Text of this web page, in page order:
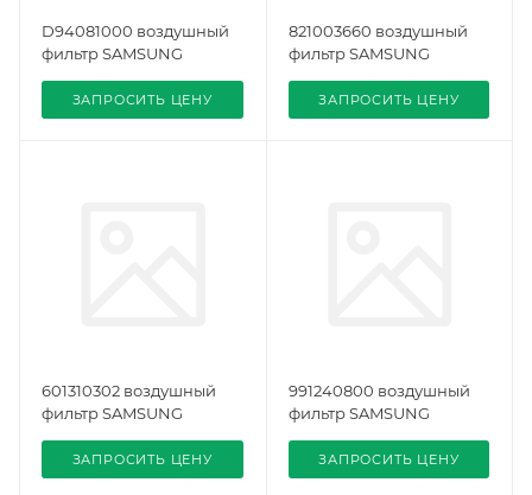
D94081000 воздушный
фильтр SAMSUNG
ЗАПРОСИТЬ ЦЕНУ
821003660 воздушный
фильтр SAMSUNG
ЗАПРОСИТЬ ЦЕНУ
601310302 воздушный
фильтр SAMSUNG
ЗАПРОСИТЬ ЦЕНУ
991240800 воздушный
фильтр SAMSUNG
ЗАПРОСИТЬ ЦЕНУ